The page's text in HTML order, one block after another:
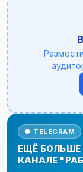
● TELEGRAM
ЕЩЁ БОЛЬШЕ
КАНАЛЕ